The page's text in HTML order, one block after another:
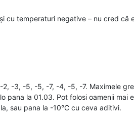
cu temperaturi negative – nu cred
-3, -5, -5, -7, -4, -5, -7. Maximele
pana la 01.03. Pot folosi oamenii
sau pana la -10°C cu ceva aditivi.